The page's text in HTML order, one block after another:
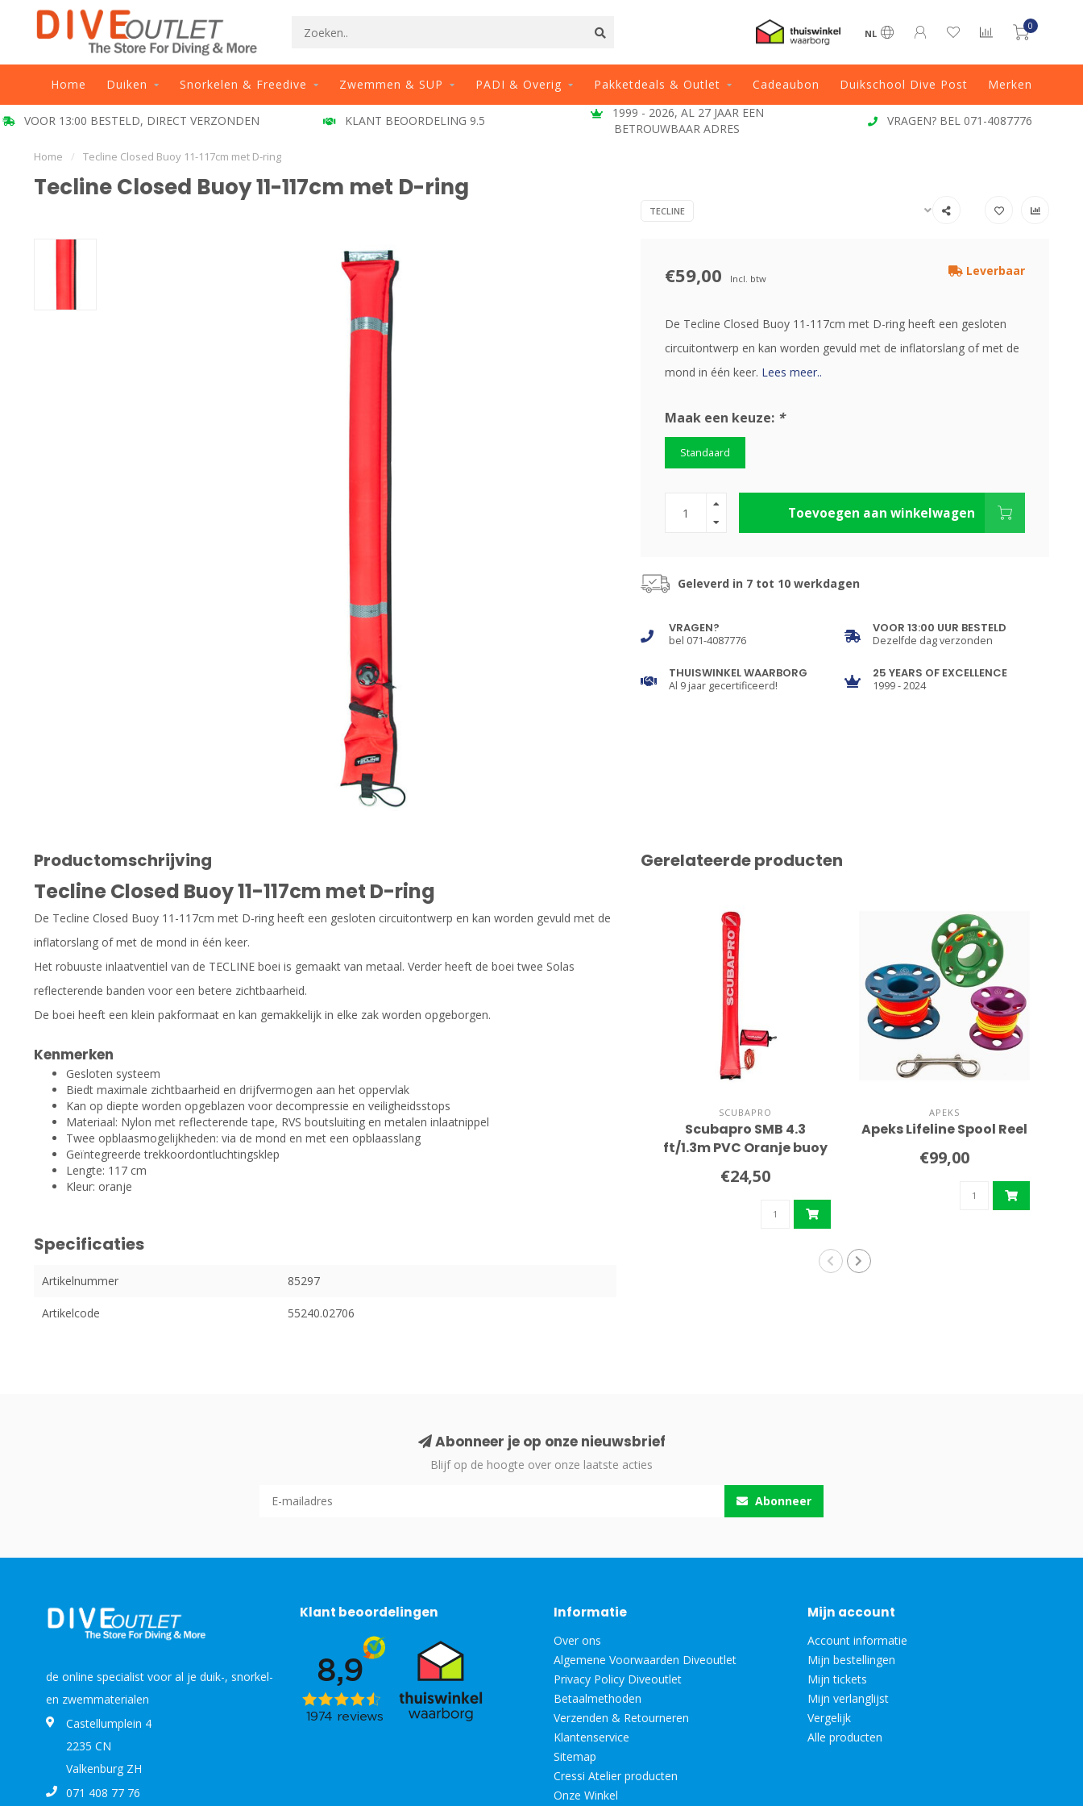
NL
0
Home Duiken Snorkelen & Freedive Zwemmen & SUP PADI & Overig Pakketdeals & Outlet Cadeaubon Duikschool Dive Post Merken
VOOR 13:00 BESTELD, DIRECT VERZONDEN KLANT BEOORDELING 9.5
1999 - 2026, AL 27 JAAR EEN
BETROUWBAAR ADRES
VRAGEN? BEL 071-4087776
Home / Tecline Closed Buoy 11-117cm met D-ring
Tecline Closed Buoy 11-117cm met D-ring
TECLINE
€59,00 Incl. btw
Leverbaar
De Tecline Closed Buoy 11-117cm met D-ring heeft een gesloten
circuitontwerp en kan worden gevuld met de inflatorslang of met de
mond in één keer. Lees meer..
Maak een keuze: *
Standaard
Toevoegen aan winkelwagen
Geleverd in 7 tot 10 werkdagen
VRAGEN?
bel 071-4087776
VOOR 13:00 UUR BESTELD
Dezelfde dag verzonden
THUISWINKEL WAARBORG
Al 9 jaar gecertificeerd!
25 YEARS OF EXCELLENCE
1999 - 2024
Productomschrijving
Tecline Closed Buoy 11-117cm met D-ring
De Tecline Closed Buoy 11-117cm met D-ring heeft een gesloten circuitontwerp en kan worden gevuld met de
inflatorslang of met de mond in één keer.
Het robuuste inlaatventiel van de TECLINE boei is gemaakt van metaal. Verder heeft de boei twee Solas
reflecterende banden voor een betere zichtbaarheid.
De boei heeft een klein pakformaat en kan gemakkelijk in elke zak worden opgeborgen.
Kenmerken
Gesloten systeem
Biedt maximale zichtbaarheid en drijfvermogen aan het oppervlak
Kan op diepte worden opgeblazen voor decompressie en veiligheidsstops
Materiaal: Nylon met reflecterende tape, RVS boutsluiting en metalen inlaatnippel
Twee opblaasmogelijkheden: via de mond en met een opblaasslang
Geïntegreerde trekkoordontluchtingsklep
Lengte: 117 cm
Kleur: oranje
Specificaties
Artikelnummer 85297
Artikelcode 55240.02706
Gerelateerde producten
SCUBAPRO
Scubapro SMB 4.3
ft/1.3m PVC Oranje buoy
€24,50
APEKS
Apeks Lifeline Spool Reel
€99,00
Abonneer je op onze nieuwsbrief
Blijf op de hoogte over onze laatste acties
Abonneer
de online specialist voor al je duik-, snorkel-
en zwemmaterialen
Castellumplein 4
2235 CN
Valkenburg ZH
071 408 77 76
Klant beoordelingen Informatie
Over ons
Algemene Voorwaarden Diveoutlet
Privacy Policy Diveoutlet
Betaalmethoden
Verzenden & Retourneren
Klantenservice
Sitemap
Cressi Atelier producten
Onze Winkel
Mijn account
Account informatie
Mijn bestellingen
Mijn tickets
Mijn verlanglijst
Vergelijk
Alle producten